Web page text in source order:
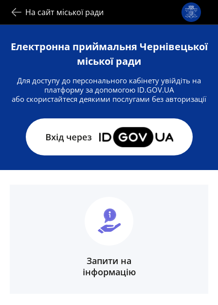
На сайт міської ради
Електронна приймальня Чернівецької
міської ради
Для доступу до персонального кабінету увійдіть на
платформу за допомогою ID.GOV.UA
або скористайтеся деякими послугами без авторизації
Запити на
інформацію